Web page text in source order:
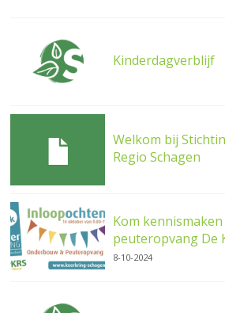
Kinderdagverblijf
Welkom bij
Regio Schagen
Kom
peuteropvang De
8-10-2024